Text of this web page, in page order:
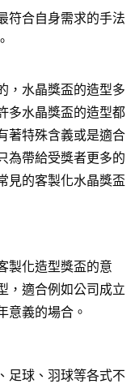
符合自身需求的手法
，水晶獎盃的造型多
多水晶獎盃的造型都
著特殊含義或是適合
為帶給受獎者更多的
見的客製化水晶獎盃
製化造型獎盃的意
，適合例如公司成立
意義的場合。
足球、羽球等各式不